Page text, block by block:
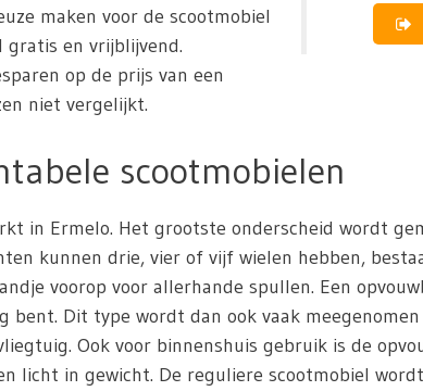
maken voor de scootmobiel
en vrijblijvend.
op de prijs van een
niet vergelijkt.
scootmobielen
in Ermelo. Het grootste onderscheid wordt
kunnen drie, vier of vijf wielen hebben,
voorop voor allerhande spullen. Een
Dit type wordt dan ook vaak
Ook voor binnenshuis gebruik is de
licht in gewicht. De reguliere scootmobiel